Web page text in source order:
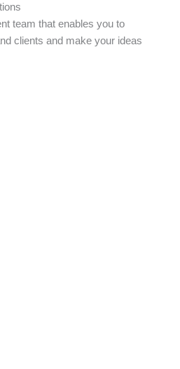
team that enables you to
clients and make your ideas